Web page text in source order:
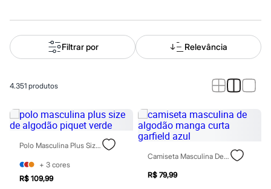
Feminino
Em alta
Inverno
Alfaiataria
Blusas e Camisetas
Calças
Casacos e Jaquetas
Jeans
Macacões
Shorts e Bermudas
Vestidos
Filtrar por Relevância
4.351 produtos
Polo Masculina Plus Size De Algodão Piquet Verde
+ 3 cores
R$ 109,99
Camiseta Masculina De Algodão Manga Curta Garfield Azul
R$ 79,99